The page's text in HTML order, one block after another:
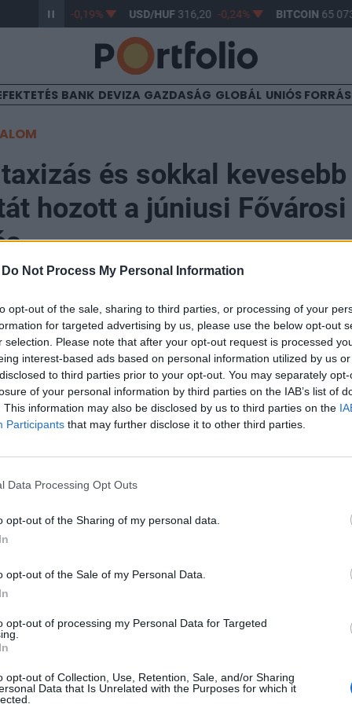
Do Not Process My Personal Information
opt-out of the sale, sharing to third parties, or processing of your
for targeted advertising by us, please use the below opt-out
selection. Please note that after your opt-out request is processed
interest-based ads based on personal information utilized by us
to third parties prior to your opt-out. You may separately
of your personal information by third parties on the IAB’s list of
This information may also be disclosed by us to third parties on the
Participants that may further disclose it to other third parties.
Data Processing Opt Outs
opt-out of the Sharing of my personal data.
opt-out of the Sale of my Personal Data.
opt-out of processing my Personal Data for Targeted
opt-out of Collection, Use, Retention, Sale, and/or Sharing
Data that Is Unrelated with the Purposes for which it
364,70 -0,19% USD/HUF316,20 -0,24% BITCOIN65
BANK DEVIZA GAZDASÁG GLOBÁL UNIÓS
és sokkal
hozott a júniusi Fővárosi
kapitalizmusvita, 18 százalékos taxiáremelés,
és továbbra is bizonytalan fővárosi pénzügyek:
Közgyűlés júniusi ülésén. Eközben élesedik a fővárosi
konfliktus, a Tisza újabb vizsgálatokat követel, a
közelítő bizalomindexről beszél.
közgyűlés sem telhetett el anélkül, hogy Budapest
volna. Az apropót az adta, hogy az egyik napirendi pont a
a képviselők úgy fogadták el az idei költségvetést...
portfolio.hu hírarchívumához tartozik, melynek olvasása
tartalmazza:
elmúlt 2 év napon belüli